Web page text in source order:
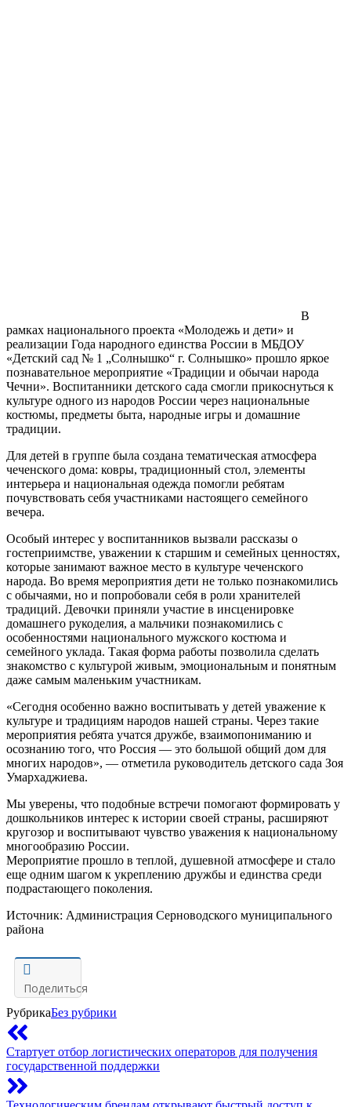
В
рамках национального проекта «Молодежь и дети» и
реализации Года народного единства России в МБДОУ
«Детский сад № 1 „Солнышко“ г. Солнышко» прошло яркое
познавательное мероприятие «Традиции и обычаи народа
Чечни». Воспитанники детского сада смогли прикоснуться к
культуре одного из народов России через национальные
костюмы, предметы быта, народные игры и домашние
традиции.
Для детей в группе была создана тематическая атмосфера
чеченского дома: ковры, традиционный стол, элементы
интерьера и национальная одежда помогли ребятам
почувствовать себя участниками настоящего семейного
вечера.
Особый интерес у воспитанников вызвали рассказы о
гостеприимстве, уважении к старшим и семейных ценностях,
которые занимают важное место в культуре чеченского
народа. Во время мероприятия дети не только познакомились
с обычаями, но и попробовали себя в роли хранителей
традиций. Девочки приняли участие в инсценировке
домашнего рукоделия, а мальчики познакомились с
особенностями национального мужского костюма и
семейного уклада. Такая форма работы позволила сделать
знакомство с культурой живым, эмоциональным и понятным
даже самым маленьким участникам.
«Сегодня особенно важно воспитывать у детей уважение к
культуре и традициям народов нашей страны. Через такие
мероприятия ребята учатся дружбе, взаимопониманию и
осознанию того, что Россия — это большой общий дом для
многих народов», — отметила руководитель детского сада Зоя
Умархаджиева.
Мы уверены, что подобные встречи помогают формировать у
дошкольников интерес к истории своей страны, расширяют
кругозор и воспитывают чувство уважения к национальному
многообразию России.
Мероприятие прошло в теплой, душевной атмосфере и стало
еще одним шагом к укреплению дружбы и единства среди
подрастающего поколения.
Источник: Администрация Серноводского муниципального
района
Поделиться
РубрикаБез рубрики
Стартует отбор логистических операторов для получения
государственной поддержки